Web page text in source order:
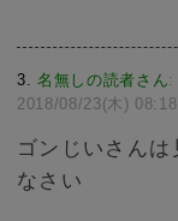
3 名無しの読者さん:
2018/08/23(木)
ゴンじいさん
なさい